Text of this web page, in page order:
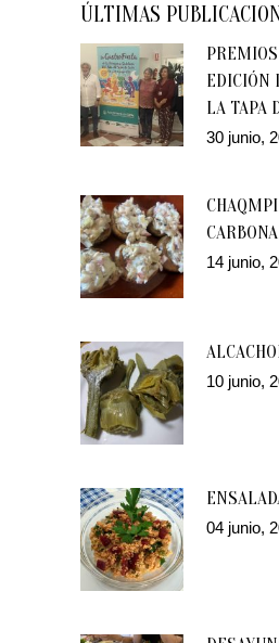
ÚLTIMAS
EDICIÓN
LA TAPA
30 junio,
14 junio,
10 junio,
04 junio,